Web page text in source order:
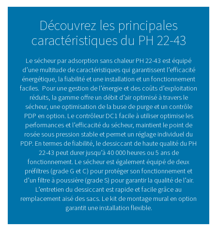
propose désormais la solution idéale. Notre sécheur
adsorption sans chaleur PH 22-43 garantit un point de
aussi bas que 20 °C/-4 °F et -40 °C/-40 °F ainsi que des
économies d’énergie avancées – grâce à son débit
cycle de régénération optimisés.
Le nouveau PH 22-43 est facile à installer, à utiliser et à
Il offre des performances de séchage et une fiabilité
grâce à son contrôleur DC1 avancé. Avec un choix de
rosée et une gamme de fonctionnalités en option, le PH
répondra certainement aux besoins spécifiques de
application.
Technologie de sécheur
adsorption
Les sécheurs par adsorption utilisent un matériau